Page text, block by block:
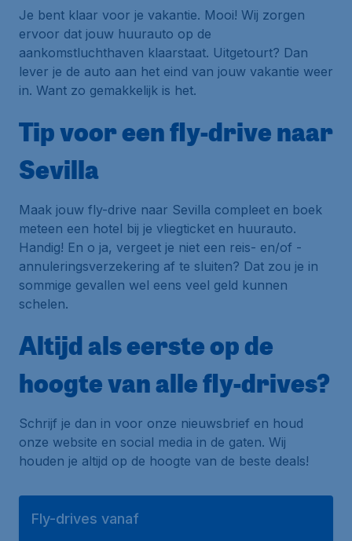
Je bent klaar voor je vakantie. Mooi! Wij zorgen
ervoor dat jouw huurauto op de
aankomstluchthaven klaarstaat. Uitgetourt? Dan
lever je de auto aan het eind van jouw vakantie weer
in. Want zo gemakkelijk is het.
Tip voor een fly-drive naar
Sevilla
Maak jouw fly-drive naar Sevilla compleet en boek
meteen een hotel bij je vliegticket en huurauto.
Handig! En o ja, vergeet je niet een reis- en/of -
annuleringsverzekering af te sluiten? Dat zou je in
sommige gevallen wel eens veel geld kunnen
schelen.
Altijd als eerste op de
hoogte van alle fly-drives?
Schrijf je dan in voor onze nieuwsbrief en houd
onze website en social media in de gaten. Wij
houden je altijd op de hoogte van de beste deals!
Fly-drives vanaf